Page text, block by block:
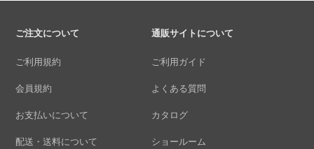
ご注文について
ご利用規約
会員規約
お支払いについて
配送・送料について
通販サイトについて
ご利用ガイド
よくある質問
カタログ
ショールーム